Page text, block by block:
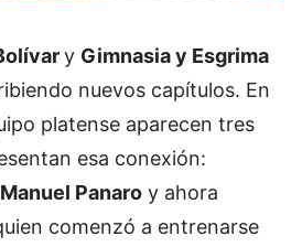
y Gimnasia y Esgrima
nuevos capítulos. En
platense aparecen tres
esa conexión:
Manuel Panaro y ahora
comenzó a entrenarse